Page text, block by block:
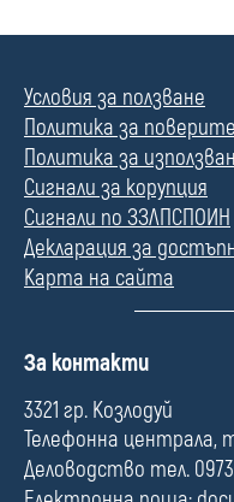
Условия за ползване
Политика за
Политика за
Сигнали за корупция
Сигнали по ЗЗЛПСПОИН
Декларация за
Карта на сайта
П
л
е
За контакти
3321 гр. Козлодуй
Телефонна централа,
Деловодство тел. 0973